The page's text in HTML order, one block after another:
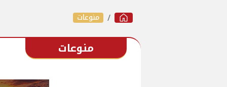
منوعات
منوعات